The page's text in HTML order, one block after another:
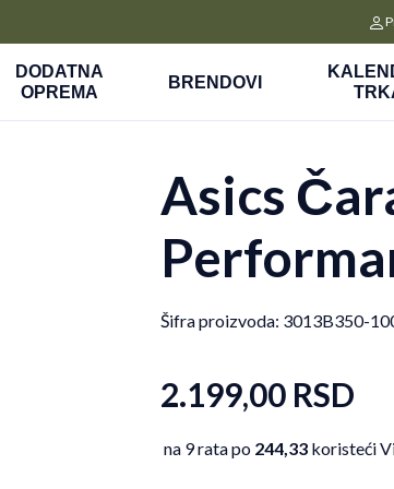
DODATNA
OPREMA
BRENDOVI
Asics
Šifra proizvoda: 3013B350-
2.199,00 RSD
na 9 rata po 244,33 koristeći